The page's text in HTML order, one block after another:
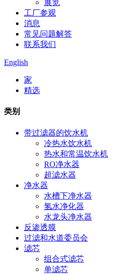
展览
工厂参观
消息
常见问题解答
联系我们
English
家
精选
类别
带过滤器的饮水机
冷热水饮水机
热水和常温饮水机
RO净水器
超滤水器
净水器
水槽下净水器
氢水净化器
水龙头净水器
反渗透膜
过滤和水道委员会
滤芯
组合式滤芯
单滤芯